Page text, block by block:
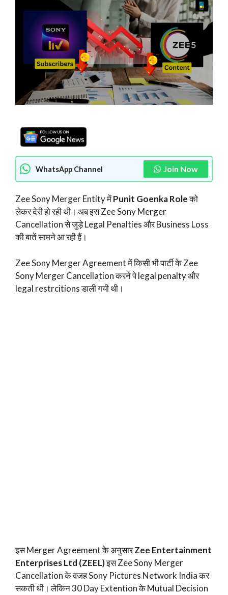
WhatsApp Channel Join Now
Zee Sony Merger Entity मेंPunit Goenka Roleको
लेकर देरी हो रही थी। अब इस Zee Sony Merger
Cancellation से जुड़े Legal Penalties और Business Loss
की बातें सामने आ रही हैं।
Zee Sony Merger Agreement में किसी भी पार्टी के Zee
Sony Merger Cancellation करने पे legal penalty और
legal restrcitions डाली गयी थी।
इस Merger Agreement के अनुसारZee Entertainment
Enterprises Ltd (ZEEL)इस Zee Sony Merger
Cancellation के वजह Sony Pictures Network India कर
सकती थी। लेकिन 30 Day Extention के Mutual Decision